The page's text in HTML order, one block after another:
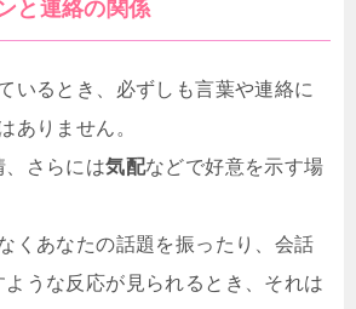
と連絡の関係
いるとき、必ずしも言葉や連絡に
ありません。
、さらには気配などで好意を示す場
くあなたの話題を振ったり、会話
ような反応が見られるとき、それは